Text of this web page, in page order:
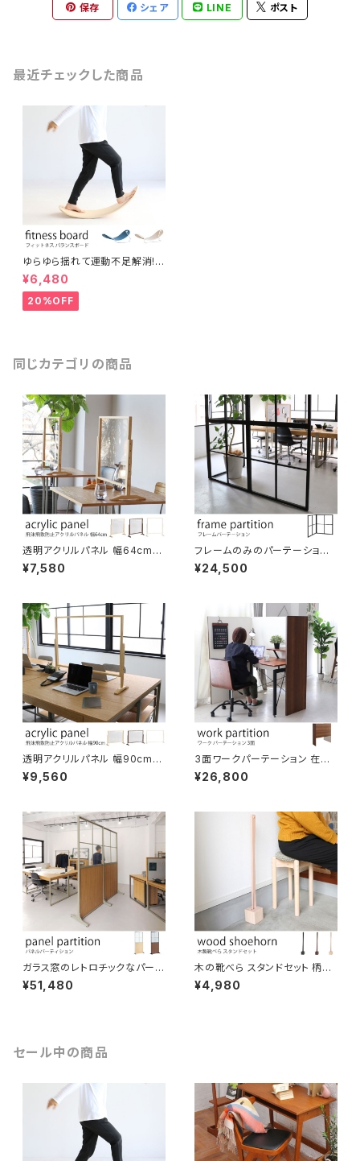
保存 シェア LINE ポスト
最近チェックした商品
ゆらゆら揺れて運動不足解消!
大人からこどもまでスキマ時間
に楽しめる木製フィットネスボー
ド バランスボード ヨガ 北欧風
シンプル コンパクト テレワーク
¥6,480
20%OFF
同じカテゴリの商品
透明アクリルパネル 幅64cm
飛沫飛散防止対策に 木枠 パー
ティション 間仕切り オフィス カ
ーション 新型コロナウイルス感
染防止
¥7,580
フレームのみのパーテーション
ブラックスチール おしゃれな間
仕切り 連結可能 シンプル 衝立
¥24,500
透明アクリルパネル 幅90cm
飛沫飛散防止対策に 木枠 卓上
パーティション 間仕切り オフィ
沫遮断 新型コロナウイルス感染
予防
¥9,560
3面ワークパーテーション 在宅
勤務/テレワーク/リモートワーク
用に ウイルス飛沫感染防止用
用オフィス パーティション 間仕
¥26,800
ガラス窓のレトロチックなパーテ
−ション オフィスや在宅ワーク、
カフェなどの飲食店での間仕切
¥51,480
木の靴べら スタンドセット 柄の
長いロングタイプ 玄関のコーデ
ィネート プレゼント用にも。
¥4,980
セール中の商品